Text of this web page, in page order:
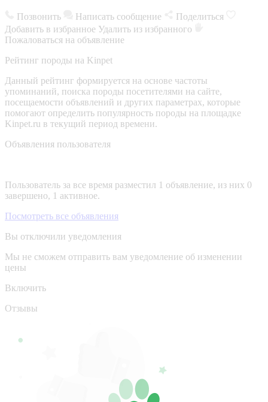
Позвонить Написать сообщение
Поделиться
Добавить в избранное Удалить из избранного
Пожаловаться на объявление
Рейтинг породы на Kinpet
Данный рейтинг формируется на основе частоты
упоминаний, поиска породы посетителями на сайте,
посещаемости объявлений и других параметрах, которые
помогают определить популярность породы на площадке
Kinpet.ru в текущий период времени.
Объявления пользователя
Пользователь за все время разместил 1 объявление, из них 0
завершено, 1 активное.
Посмотреть все объявления
Вы отключили уведомления
Мы не сможем отправить вам уведомление об изменении
цены
Включить
Отзывы